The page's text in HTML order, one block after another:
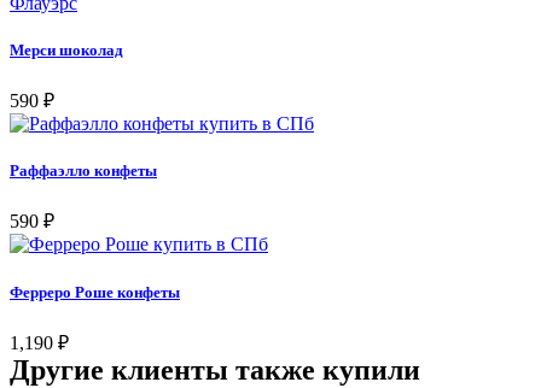
Мерси шоколад
590 ₽
Раффаэлло конфеты
590 ₽
Ферреро Роше конфеты
1,190 ₽
Другие клиенты также купили